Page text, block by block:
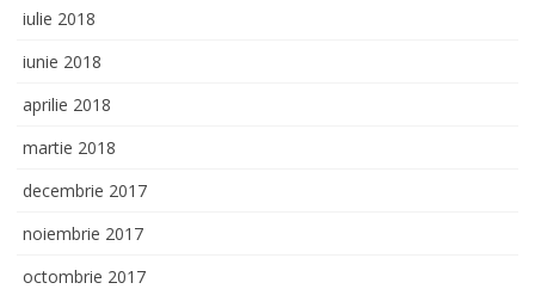
iulie 2018
iunie 2018
aprilie 2018
martie 2018
decembrie 2017
noiembrie 2017
octombrie 2017